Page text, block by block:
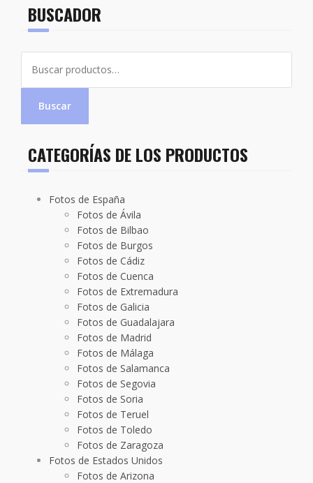
BUSCADOR
por:
Buscar
CATEGORÍAS DE LOS PRODUCTOS
Fotos de España
Fotos de Ávila
Fotos de Bilbao
Fotos de Burgos
Fotos de Cádiz
Fotos de Cuenca
Fotos de Extremadura
Fotos de Galicia
Fotos de Guadalajara
Fotos de Madrid
Fotos de Málaga
Fotos de Salamanca
Fotos de Segovia
Fotos de Soria
Fotos de Teruel
Fotos de Toledo
Fotos de Zaragoza
Fotos de Estados Unidos
Fotos de Arizona